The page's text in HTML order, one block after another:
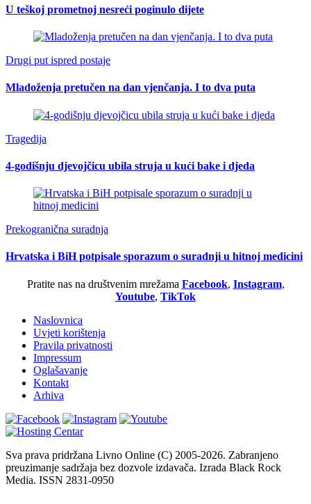
U teškoj prometnoj nesreći poginulo dijete
Drugi put ispred postaje
Mladoženja pretučen na dan vjenčanja. I to dva puta
Tragedija
4-godišnju djevojčicu ubila struja u kući bake i djeda
Prekogranična suradnja
Hrvatska i BiH potpisale sporazum o suradnji u hitnoj medicini
Pratite nas na društvenim mrežama Facebook, Instagram,
Youtube, TikTok
Naslovnica
Uvjeti korištenja
Pravila privatnosti
Impressum
Oglašavanje
Kontakt
Arhiva
Sva prava pridržana Livno Online (C) 2005-2026. Zabranjeno
preuzimanje sadržaja bez dozvole izdavača. Izrada Black Rock
Media. ISSN 2831-0950